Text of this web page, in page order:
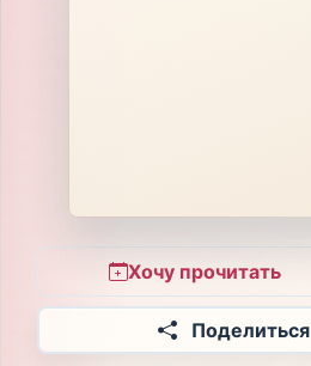
Хочу прочитать
Поделиться